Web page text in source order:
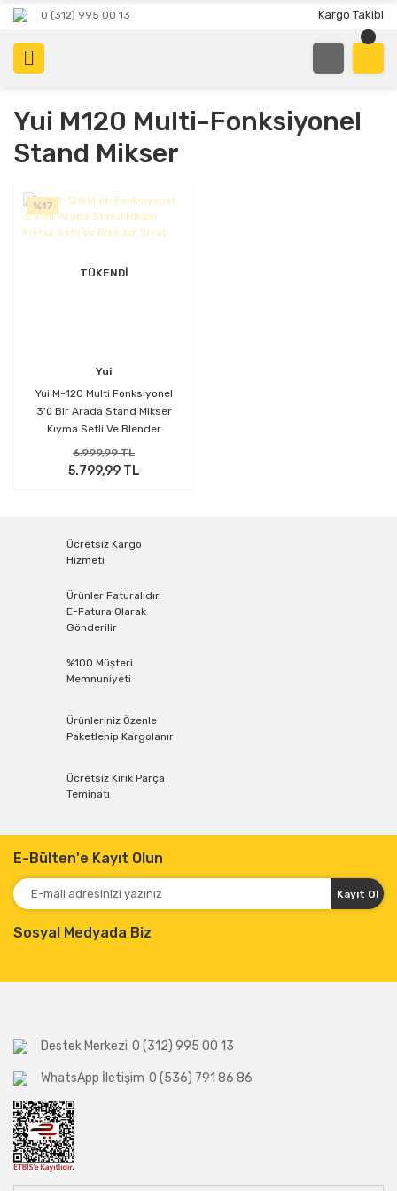
0 (312) 995 00 13 Kargo Takibi
Yui M120 Multi-Fonksiyonel
Stand Mikser
%17
TÜKENDİ
Yui
Yui M-120 Multi Fonksiyonel
3'ü Bir Arada Stand Mikser
Kıyma Setli Ve Blender
Siyah
6.999,99 TL
5.799,99 TL
Ücretsiz Kargo
Hizmeti
Ürünler Faturalıdır.
E-Fatura Olarak
Gönderilir
%100 Müşteri
Memnuniyeti
Ürünleriniz Özenle
Paketlenip Kargolanır
Ücretsiz Kırık Parça
Teminatı
E-Bülten'e Kayıt Olun
Kayıt Ol
Sosyal Medyada Biz
Destek Merkezi 0 (312) 995 00 13
WhatsApp İletişim 0 (536) 791 86 86